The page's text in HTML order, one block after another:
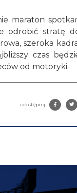
maraton
odrobić stratę
szeroka
czas
od motoryki.
udostępnij